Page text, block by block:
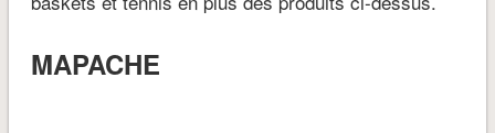
MAPACHE